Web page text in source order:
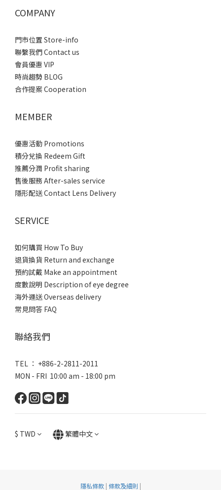
COMPANY
門市位置 Store-info
聯繫我們 Contact us
會員優惠 VIP
時尚趨勢 BLOG
合作提案 Cooperation
MEMBER
優惠活動 Promotions
積分兌換 Redeem Gift
推薦分潤 Profit sharing
售後服務 After-sales service
隱形配送 Contact Lens Delivery
SERVICE
如何購買 How To Buy
退貨換貨 Return and exchange
預約試戴 Make an appointment
度數說明 Description of eye degree
海外運送 Overseas delivery
常見問答 FAQ
聯絡我們
TEL ： +886-2-2811-2011
MON - FRI 10:00 am - 18:00 pm
$ TWD 繁體中文
隱私條款| 條款及細則 |